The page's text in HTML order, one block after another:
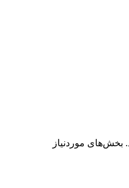
بخش‌های موردنیاز